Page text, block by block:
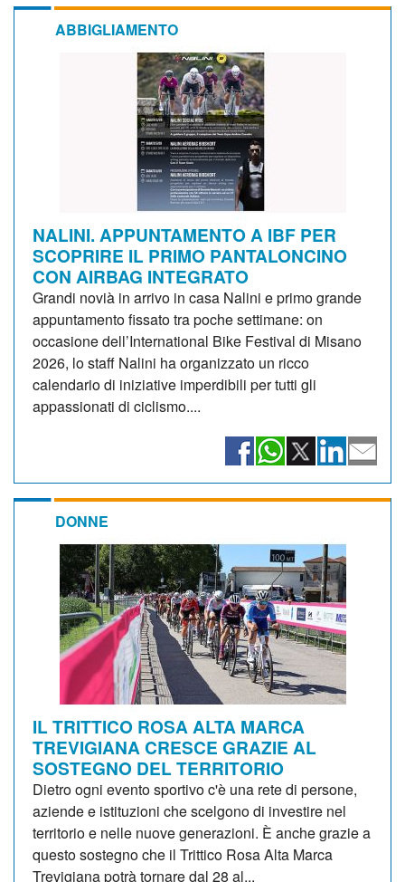
ABBIGLIAMENTO
NALINI. APPUNTAMENTO A IBF PER
SCOPRIRE IL PRIMO PANTALONCINO
CON AIRBAG INTEGRATO
Grandi novià in arrivo in casa Nalini e primo grande
appuntamento fissato tra poche settimane: on
occasione dell’International Bike Festival di Misano
2026, lo staff Nalini ha organizzato un ricco
calendario di iniziative imperdibili per tutti gli
appassionati di ciclismo....
DONNE
IL TRITTICO ROSA ALTA MARCA
TREVIGIANA CRESCE GRAZIE AL
SOSTEGNO DEL TERRITORIO
Dietro ogni evento sportivo c'è una rete di persone,
aziende e istituzioni che scelgono di investire nel
territorio e nelle nuove generazioni. È anche grazie a
questo sostegno che il Trittico Rosa Alta Marca
Trevigiana potrà tornare dal 28 al...